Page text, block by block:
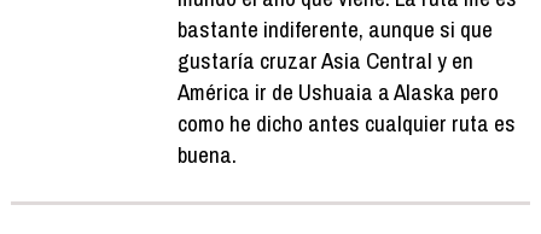
bastante indiferente, aunque si que
gustaría cruzar Asia Central y en
América ir de Ushuaia a Alaska pero
como he dicho antes cualquier ruta es
buena.